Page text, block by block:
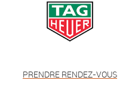
PRENDRE RENDEZ-VOUS